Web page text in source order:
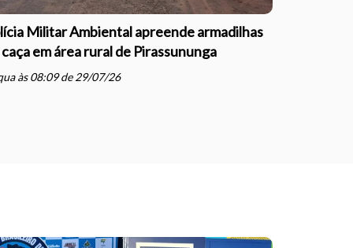
Militar Ambiental apreende armadilhas
em área rural de Pirassununga
às 08:09 de 29/07/26